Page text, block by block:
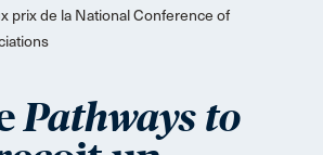
prix de la National Conference of
Pathways to